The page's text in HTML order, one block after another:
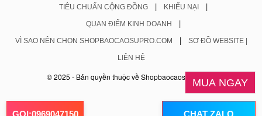
MUA NGAY
TIÊU CHUẨN CỘNG ĐỒNG | KHIẾU NẠI |
QUAN ĐIỂM KINH DOANH |
VÌ SAO NÊN CHỌN SHOPBAOCAOSUPRO.COM | SƠ ĐỒ WEBSITE |
LIÊN HỆ
© 2025 - Bản quyền thuộc về Shopbaocaosupro.com
GỌI:0969047150 CHAT ZALO